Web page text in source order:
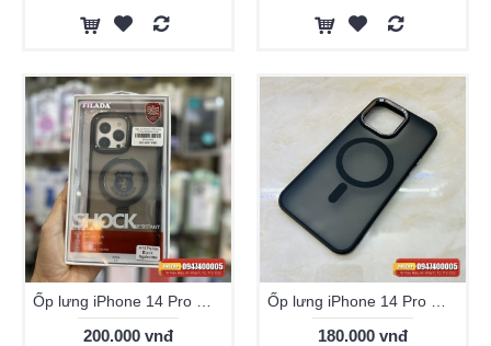
200.000 vnđ 180.000 vnđ